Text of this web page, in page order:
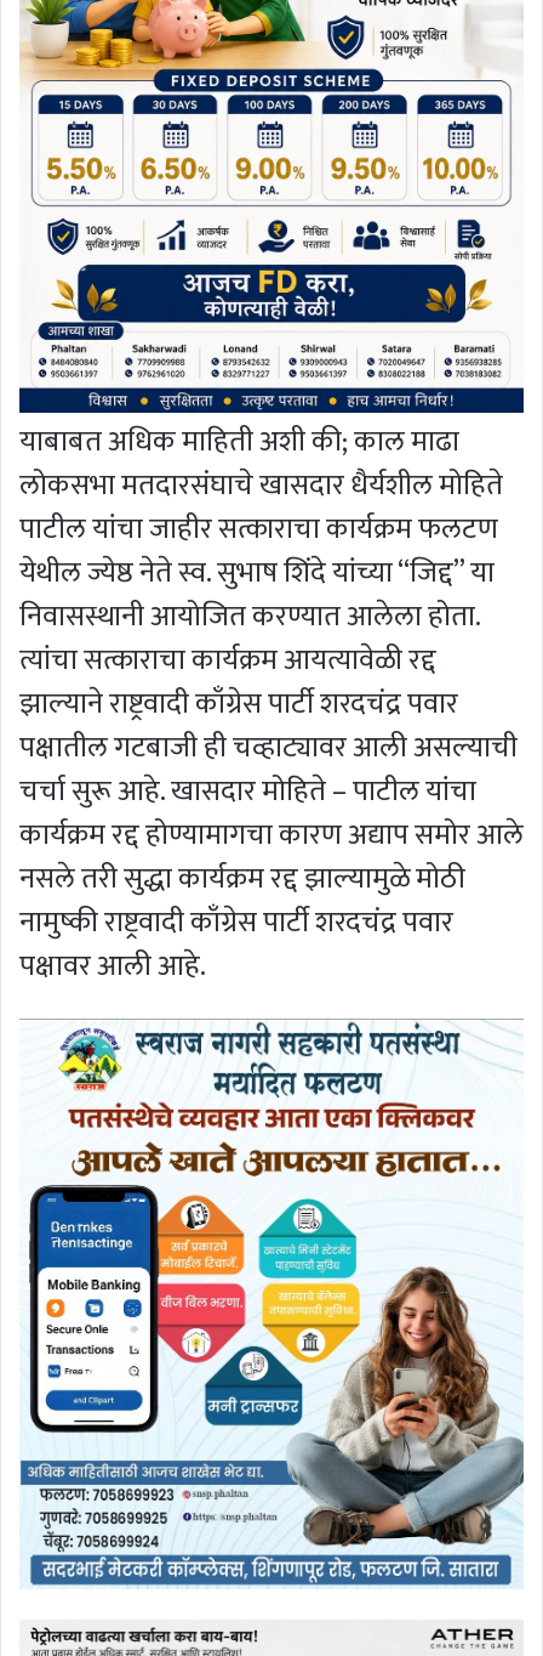
याबाबत अधिक माहिती अशी की; काल माढा
लोकसभा मतदारसंघाचे खासदार धैर्यशील मोहिते
पाटील यांचा जाहीर सत्काराचा कार्यक्रम फलटण
येथील ज्येष्ठ नेते स्व. सुभाष शिंदे यांच्या “जिद्द” या
निवासस्थानी आयोजित करण्यात आलेला होता.
त्यांचा सत्काराचा कार्यक्रम आयत्यावेळी रद्द
झाल्याने राष्ट्रवादी काँग्रेस पार्टी शरदचंद्र पवार
पक्षातील गटबाजी ही चव्हाट्यावर आली असल्याची
चर्चा सुरू आहे. खासदार मोहिते – पाटील यांचा
कार्यक्रम रद्द होण्यामागचा कारण अद्याप समोर आले
नसले तरी सुद्धा कार्यक्रम रद्द झाल्यामुळे मोठी
नामुष्की राष्ट्रवादी काँग्रेस पार्टी शरदचंद्र पवार
पक्षावर आली आहे.